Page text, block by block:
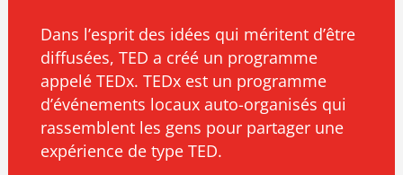
Dans l’esprit des idées qui méritent d’être
diffusées, TED a créé un programme
appelé TEDx. TEDx est un programme
d’événements locaux auto-organisés qui
rassemblent les gens pour partager une
expérience de type TED.